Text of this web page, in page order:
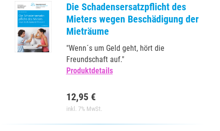
Die Schadensersatzpflicht des
Mieters wegen Beschädigung der
Mieträume
"Wenn´s um Geld geht, hört die
Freundschaft auf."
Produktdetails
12,95 €
inkl. 7% MwSt.